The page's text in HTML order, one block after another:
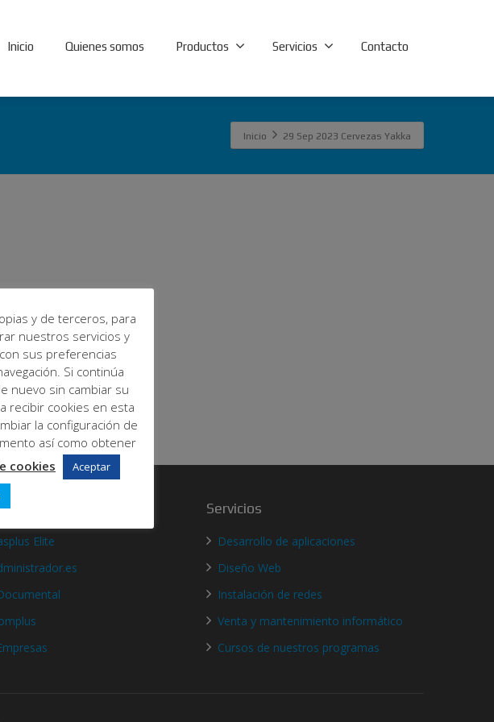
Inicio Quienes somos Productos Servicios Contacto
Inicio 29 Sep 2023 Cervezas Yakka
Elite
Servicios
Desarrollo de aplicaciones
Diseño Web
Instalación de redes
Venta y mantenimiento informático
Cursos de nuestros programas
y de terceros, para
nuestros servicios y
sus preferencias
Si continúa
nuevo sin cambiar su
recibir cookies en esta
la configuración de
así como obtener
cookies
Aceptar